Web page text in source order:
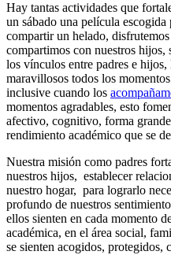
Hay tantas actividades que
un sábado una película
compartir un helado,
compartimos con nuestros hijos,
los vínculos entre padres e
maravillosos todos los
inclusive cuando los
momentos agradables, esto
afectivo, cognitivo, forma
rendimiento académico que se
Nuestra misión como padres
nuestros hijos, establecer
nuestro hogar, para lograrlo
profundo de nuestros
ellos sienten en cada momento
académica, en el área social,
se sienten acogidos, protegidos,